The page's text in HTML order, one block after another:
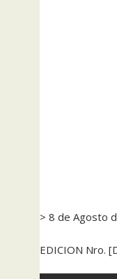
> 8 de Agosto
EDICION Nro.